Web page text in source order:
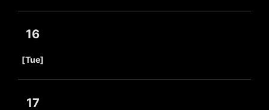
16
[Tue]
17